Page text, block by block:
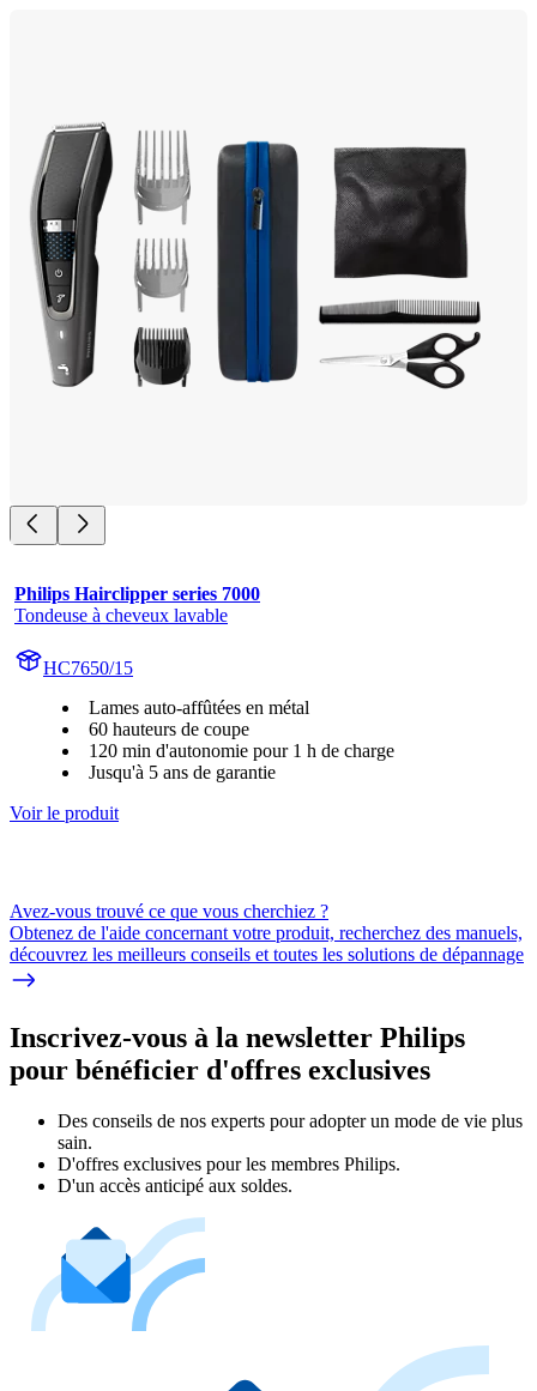
Philips Hairclipper series 7000
Tondeuse à cheveux lavable
HC7650/15
Lames auto-affûtées en métal
60 hauteurs de coupe
120 min d'autonomie pour 1 h de charge
Jusqu'à 5 ans de garantie
Voir le produit
Avez-vous trouvé ce que vous cherchiez ?
Obtenez de l'aide concernant votre produit, recherchez des manuels,
découvrez les meilleurs conseils et toutes les solutions de dépannage
Inscrivez-vous à la newsletter Philips
pour bénéficier d'offres exclusives
Des conseils de nos experts pour adopter un mode de vie plus
sain.
D'offres exclusives pour les membres Philips.
D'un accès anticipé aux soldes.